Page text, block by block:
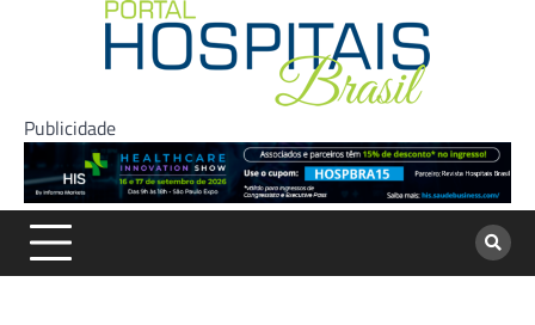
Publicidade